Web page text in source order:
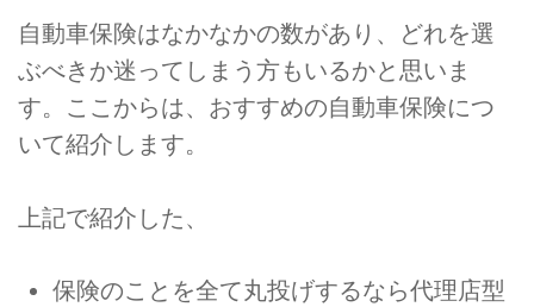
自動車保険はなかなかの数があり、どれを選
ぶべきか迷ってしまう方もいるかと思いま
す。ここからは、おすすめの自動車保険につ
いて紹介します。
上記で紹介した、
保険のことを全て丸投げするなら代理店型